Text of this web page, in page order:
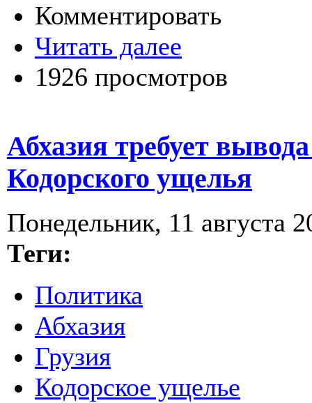
Комментировать
Читать далее
1926 просмотров
Абхазия требует
Кодорского ущелья
Понедельник, 11 августа
Теги:
Политика
Абхазия
Грузия
Кодорское ущелье